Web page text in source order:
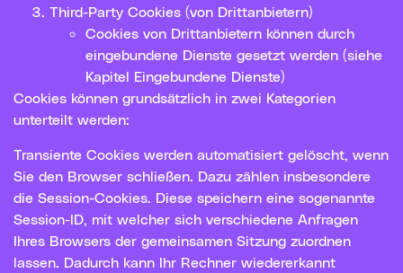
Third-Party Cookies (von Drittanbietern)
Cookies von Drittanbietern können durch
eingebundene Dienste gesetzt werden (siehe
Kapitel Eingebundene Dienste)
Cookies können grundsätzlich in zwei Kategorien
unterteilt werden:
Transiente Cookies werden automatisiert gelöscht, wenn
Sie den Browser schließen. Dazu zählen insbesondere
die Session-Cookies. Diese speichern eine sogenannte
Session-ID, mit welcher sich verschiedene Anfragen
Ihres Browsers der gemeinsamen Sitzung zuordnen
lassen. Dadurch kann Ihr Rechner wiedererkannt